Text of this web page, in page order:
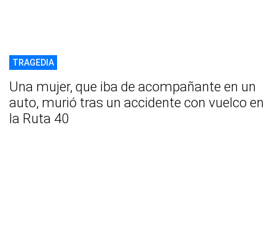
TRAGEDIA
Una mujer, que iba de acompañante en un
auto, murió tras un accidente con vuelco en
la Ruta 40